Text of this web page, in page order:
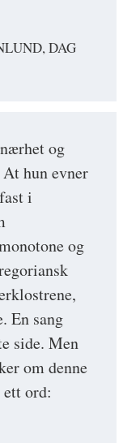
DAG
og
hun evner
i
og
En sang
side. Men
om denne
ord: